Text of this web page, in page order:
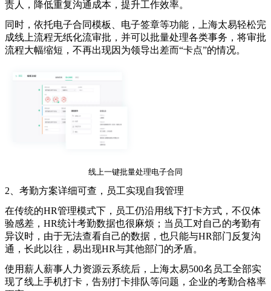
责人，降低重复沟通成本，提升工作效率。
同时，依托电子合同模板、电子签章等功能，上海太易轻松完
成线上流程无纸化流审批，并可以批量处理各类事务，将审批
流程大幅缩短，不再出现因为领导出差而“卡点”的情况。
线上一键批量处理电子合同
2 、考勤方案详细可查，员工实现自我管理
在传统的HR管理模式下，员工仍沿用线下打卡方式，不仅体
验感差， HR统计考勤数据也很麻烦；当员工对自己的考勤有
异议时，由于无法查看自己的数据，也只能与HR部门反复沟
通，长此以往，易出现HR与其他部门的矛盾。
使用薪人薪事人力资源云系统后，上海太易500名员工全部实
现了线上手机打卡，告别打卡排队等问题，企业的考勤合格率